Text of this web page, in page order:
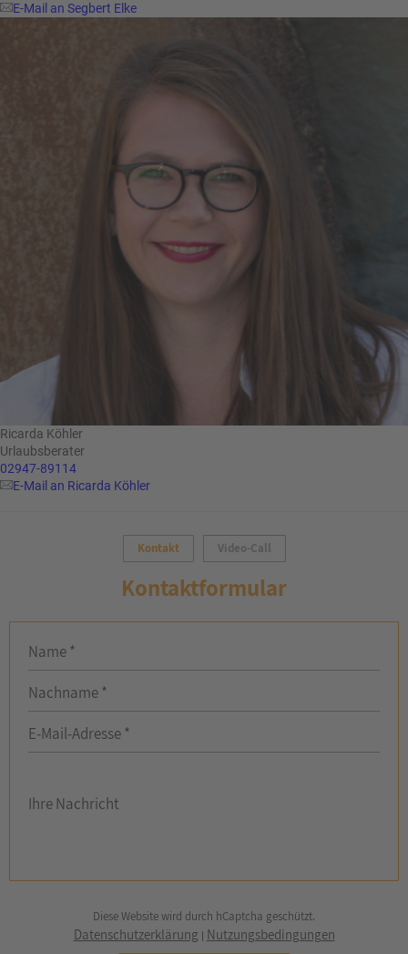
E-Mail an Segbert Elke
Ricarda Köhler
Urlaubsberater
02947-89114
E-Mail an Ricarda Köhler
Kontakt Video-Call
Kontaktformular
Name *
Nachname *
E-Mail-Adresse *
Ihre Nachricht
Diese Website wird durch hCaptcha geschützt.
Datenschutzerklärung | Nutzungsbedingungen